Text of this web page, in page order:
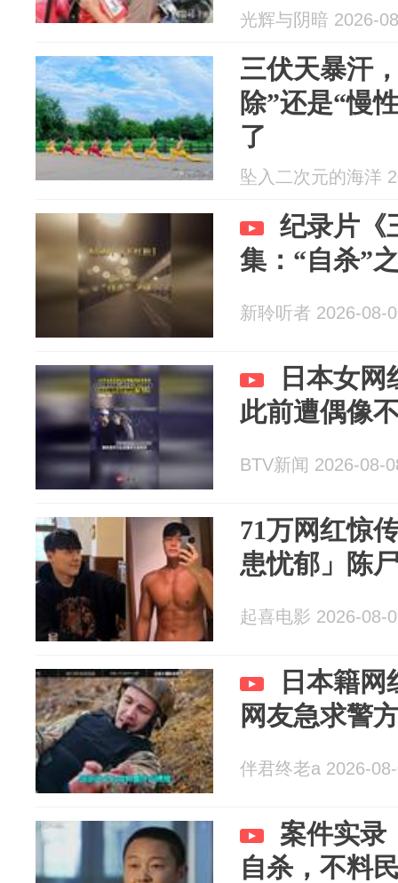
光辉与阴暗 2026-
三伏天暴汗
除”还是“慢
了
坠入二次元的海洋
纪录片《
集：“自杀”
新聆听者 2026-08-
日本女
此前遭偶像
BTV新闻 2026-08-
71万网红惊
患忧郁」陈
起喜电影 2026-08-
日本籍
网友急求警
伴君终老a 2026-
案件实录
自杀，不料